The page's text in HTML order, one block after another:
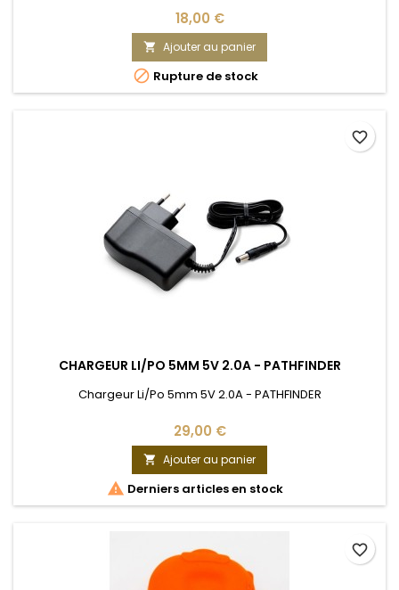
18,00 €
 Ajouter au panier
 Rupture de stock
CHARGEUR LI/PO 5MM 5V 2.0A - PATHFINDER
Chargeur Li/Po 5mm 5V 2.0A - PATHFINDER
29,00 €
 Ajouter au panier
 Derniers articles en stock
favorite_border
favorite_border